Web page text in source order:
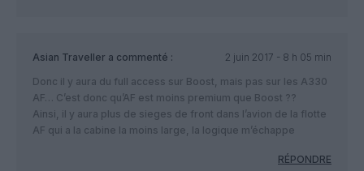
Asian Traveller a commenté :
2 juin 2017 - 8 h 05 min
Donc il y aura du full access sur Boost, mais pas sur les A330
AF… C’est donc qu’AF est moins premium que Boost ??
Ainsi, il y aura plus de sieges de front dans l’avion de la flotte
AF qui a la cabine la moins large, la logique m’échappe
RÉPONDRE